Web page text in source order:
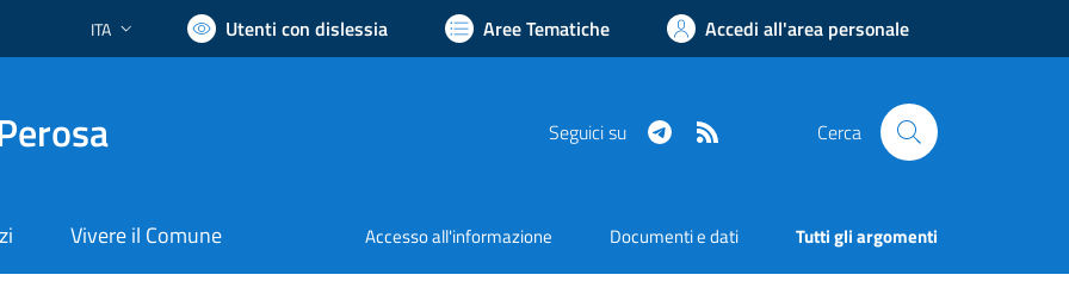
Lingua attiva:
ITA Utenti con dislessia Aree Tematiche Accedi all'area personale
Seguici su Telegram Cerca
Vivere il Comune Accesso all'informazione Documenti e dati Tutti gli argomenti